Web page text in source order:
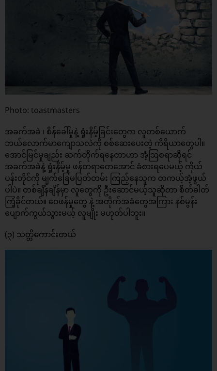
Photo: toastmasters
အခက်အခဲ ၊ စိန်ခေါ်မှုနဲ့ ရှုံးနိမ့်ခြင်းတွေက လူတစ်ယောက်
ဘယ်လောက်မာကျောသလဲကို စစ်ဆေးပေးတဲ့ ကိရိယာတွေပါ။
အောင်မြင်မှုချည်း ဆက်တိုက်ရနေတာဟာ အံ့ဩစရာဆိုရင်
အခက်အခဲနဲ့ ရှုံးနိမ့်မှု ဖန်တရာတေအောင် ခံစားရပေမယ့် ကိုယ်
ပန်းတိုင်ကို မျက်ခြေမပြတ်တမ်း ကြည့်နေသူက တကယ့်အံ့ဖွယ်
ပါပဲ။ တစ်ချိန်ချိန်မှာ လူတွေကို ဦးဆောင်မယ့်သူဆိုတာ စိတ်ဓါတ်
ကြံ့ခိုင်တယ်။ ဝေဖန်မှုတွေ နဲ့ အတိုက်အခံတွေအကြား နစ်မွန်း
ပျောက်ကွယ်သွားမယ့် လူမျိုး မဟုတ်ပါဘူး။
(၃) သတ္တိကောင်းတယ်